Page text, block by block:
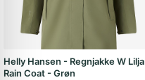
Helly Hansen - Regnjakke W Lilja
Rain Coat - Grøn